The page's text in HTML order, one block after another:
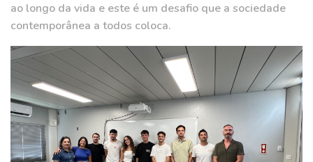
ao longo da vida e este é um desafio que a sociedade
contemporânea a todos coloca.